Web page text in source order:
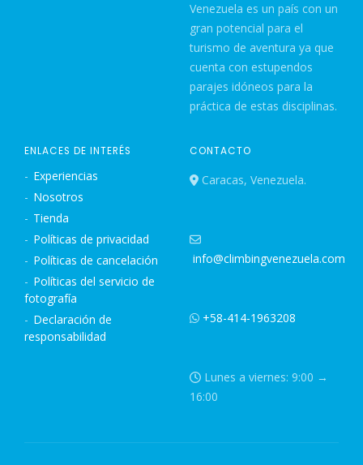
Venezuela es un país con un
gran potencial para el
turismo de aventura ya que
cuenta con estupendos
parajes idóneos para la
práctica de estas disciplinas.
ENLACES DE INTERÉS
Experiencias
Nosotros
Tienda
Políticas de privacidad
Políticas de cancelación
Políticas del servicio de
fotografía
Declaración de
responsabilidad
CONTACTO
Caracas, Venezuela.
info@climbingvenezuela.com
+58-414-1963208
Lunes a viernes: 9:00 →
16:00